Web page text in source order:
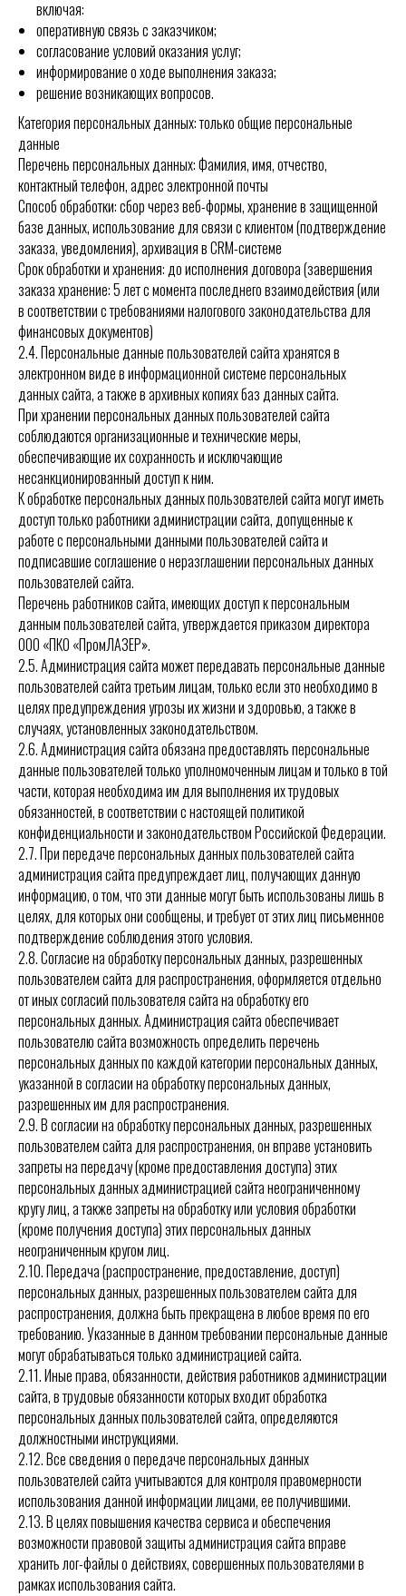
включая:
оперативную связь с заказчиком;
согласование условий оказания услуг;
информирование о ходе выполнения заказа;
решение возникающих вопросов.
Категория персональных данных: только общие персональные
данные
Перечень персональных данных: Фамилия, имя, отчество,
контактный телефон, адрес электронной почты
Способ обработки: сбор через веб-формы, хранение в защищенной
базе данных, использование для связи с клиентом (подтверждение
заказа, уведомления), архивация в CRM-системе
Срок обработки и хранения: до исполнения договора (завершения
заказа хранение: 5 лет с момента последнего взаимодействия (или
в соответствии с требованиями налогового законодательства для
финансовых документов)
2.4.Персональные данные пользователей сайта хранятся в
электронном виде в информационной системе персональных
данных сайта, а также в архивных копиях баз данных сайта.
При хранении персональных данных пользователей сайта
соблюдаются организационные и технические меры,
обеспечивающие их сохранность и исключающие
несанкционированный доступ к ним.
К обработке персональных данных пользователей сайта могут иметь
доступ только работники администрации сайта, допущенные к
работе с персональными данными пользователей сайта и
подписавшие соглашение о неразглашении персональных данных
пользователей сайта.
Перечень работников сайта, имеющих доступ к персональным
данным пользователей сайта, утверждается приказом директора
ООО «ПКО «ПромЛАЗЕР».
2.5.Администрация сайта может передавать персональные данные
пользователей сайта третьим лицам, только если это необходимо в
целях предупреждения угрозы их жизни и здоровью, а также в
случаях, установленных законодательством.
2.6.Администрация сайта обязана предоставлять персональные
данные пользователей только уполномоченным лицам и только в той
части, которая необходима им для выполнения их трудовых
обязанностей, в соответствии с настоящей политикой
конфиденциальности и законодательством Российской Федерации.
2.7.При передаче персональных данных пользователей сайта
администрация сайта предупреждает лиц, получающих данную
информацию, о том, что эти данные могут быть использованы лишь в
целях, для которых они сообщены, и требует от этих лиц письменное
подтверждение соблюдения этого условия.
2.8.Согласие на обработку персональных данных, разрешенных
пользователем сайта для распространения, оформляется отдельно
от иных согласий пользователя сайта на обработку его
персональных данных. Администрация сайта обеспечивает
пользователю сайта возможность определить перечень
персональных данных по каждой категории персональных данных,
указанной в согласии на обработку персональных данных,
разрешенных им для распространения.
2.9.В согласии на обработку персональных данных, разрешенных
пользователем сайта для распространения, он вправе установить
запреты на передачу (кроме предоставления доступа) этих
персональных данных администрацией сайта неограниченному
кругу лиц, а также запреты на обработку или условия обработки
(кроме получения доступа) этих персональных данных
неограниченным кругом лиц.
2.10.Передача (распространение, предоставление, доступ)
персональных данных, разрешенных пользователем сайта для
распространения, должна быть прекращена в любое время по его
требованию. Указанные в данном требовании персональные данные
могут обрабатываться только администрацией сайта.
2.11.Иные права, обязанности, действия работников администрации
сайта, в трудовые обязанности которых входит обработка
персональных данных пользователей сайта, определяются
должностными инструкциями.
2.12.Все сведения о передаче персональных данных
пользователей сайта учитываются для контроля правомерности
использования данной информации лицами, ее получившими.
2.13.В целях повышения качества сервиса и обеспечения
возможности правовой защиты администрация сайта вправе
хранить лог-файлы о действиях, совершенных пользователями в
рамках использования сайта.